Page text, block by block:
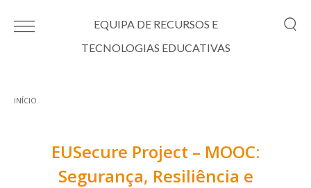
EQUIPA DE RECURSOS E
TECNOLOGIAS EDUCATIVAS
INÍCIO
EUSecure Project – MOOC:
Segurança, Resiliência e